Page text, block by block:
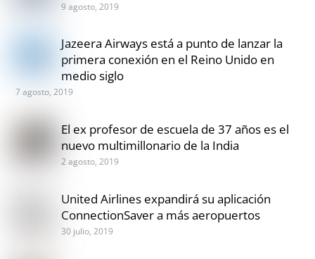
9 agosto, 2019
Jazeera Airways está a punto de lanzar la
primera conexión en el Reino Unido en
medio siglo
7 agosto, 2019
El ex profesor de escuela de 37 años es el
nuevo multimillonario de la India
2 agosto, 2019
United Airlines expandirá su aplicación
ConnectionSaver a más aeropuertos
30 julio, 2019